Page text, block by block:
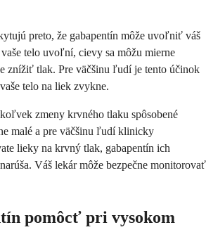
preto, že gabapentín môže uvoľniť váš
telo uvoľní, cievy sa môžu mierne
znížiť tlak. Pre väčšinu ľudí je tento účinok
telo na liek zvykne.
zmeny krvného tlaku spôsobené
malé a pre väčšinu ľudí klinicky
lieky na krvný tlak, gabapentín ich
Váš lekár môže bezpečne monitorovať
pomôcť pri vysokom